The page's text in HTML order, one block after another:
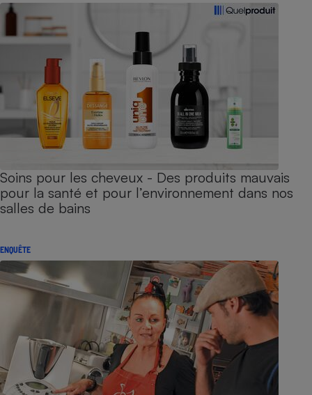
Soins pour les cheveux - Des produits mauvais
pour la santé et pour l’environnement dans nos
salles de bains
ENQUÊTE